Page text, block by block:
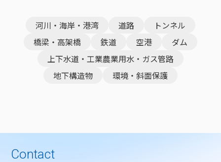
河川・海岸・港湾 道路
トンネル
橋梁・高架橋
鉄道 空港
ダム
上下水道・工業農業用水・ガス管路
地下構造物
環境・斜面保護
Contact